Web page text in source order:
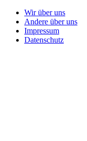
Wir über uns
Andere über uns
Impressum
Datenschutz